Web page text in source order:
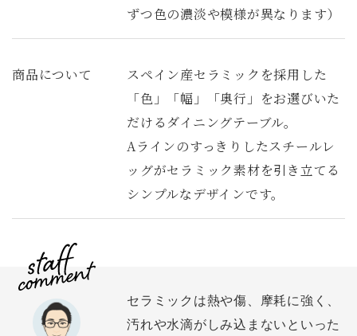
ずつ色の濃淡や模様が異なります）
商品について
スペイン産セラミックを採用した
「色」「幅」「奥行」をお選びいた
だけるダイニングテーブル。
Aラインのすっきりしたスチールレ
ッグがセラミック素材を引き立てる
シンプルなデザインです。
セラミックは熱や傷、摩耗に強く、
汚れや水滴がしみ込まないといった